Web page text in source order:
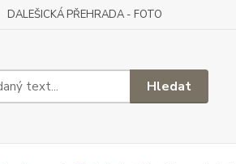
DALEŠICKÁ PŘEHRADA - FOTO
Hledat